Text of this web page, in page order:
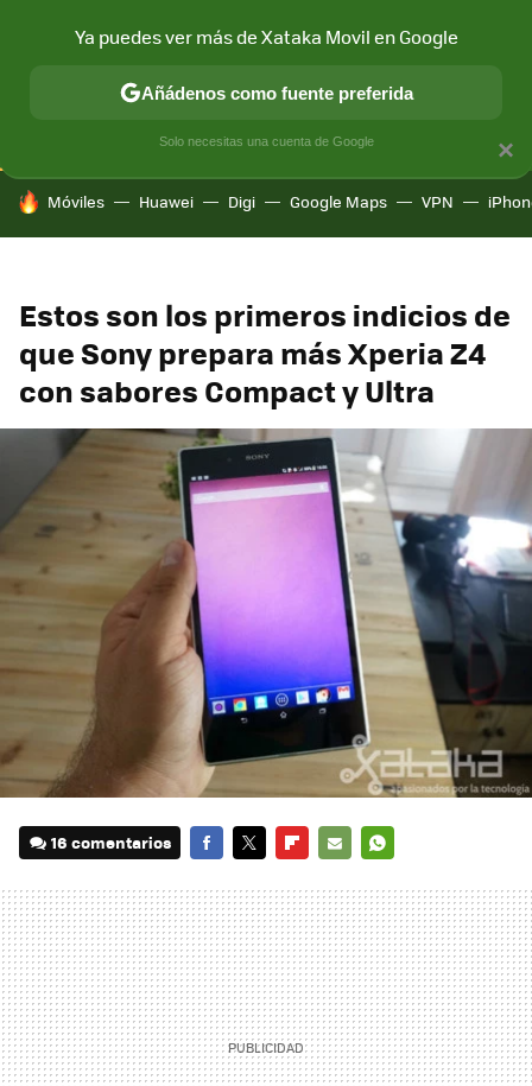
CONECTIVIDAD MÓVIL Y SOCIEDAD APLICACIONES
HOY SE HABLA DE
Móviles Huawei Digi Google Maps VPN
Estos son los primeros indicios de
que Sony prepara más Xperia Z4
con sabores Compact y Ultra
16 comentarios
MAIL
×
Ya puedes ver más de Xataka Movil en Google
Añádenos como fuente preferida
Solo necesitas una cuenta de Google